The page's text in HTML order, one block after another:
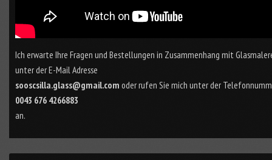
Ich erwarte Ihre Fragen und Bestellungen in Zusammenhang mit
unter der E-Mail Adresse
sooscsilla.glass@gmail.com oder rufen Sie mich unter der
0043 676 4266883
an.